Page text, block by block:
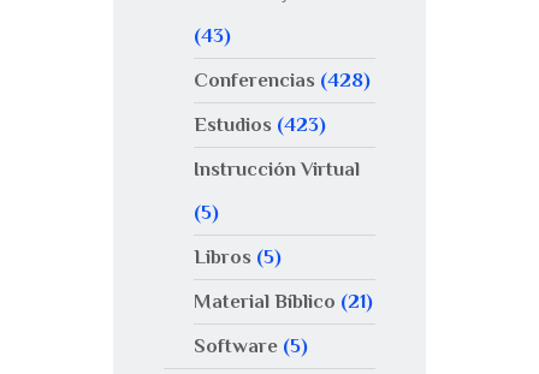
(43)
Conferencias (428)
Estudios (423)
Instrucción Virtual
(5)
Libros (5)
Material Bíblico (21)
Software(5)